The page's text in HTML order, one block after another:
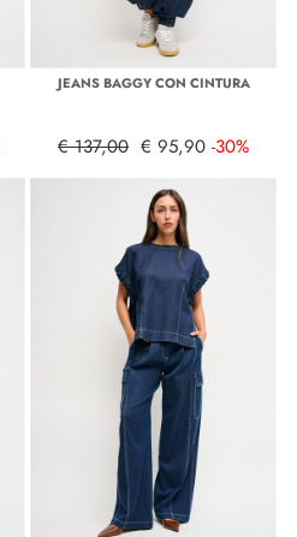
JEANS BAGGY CON CINTURA
€ 137,00 € 95,90 -30%